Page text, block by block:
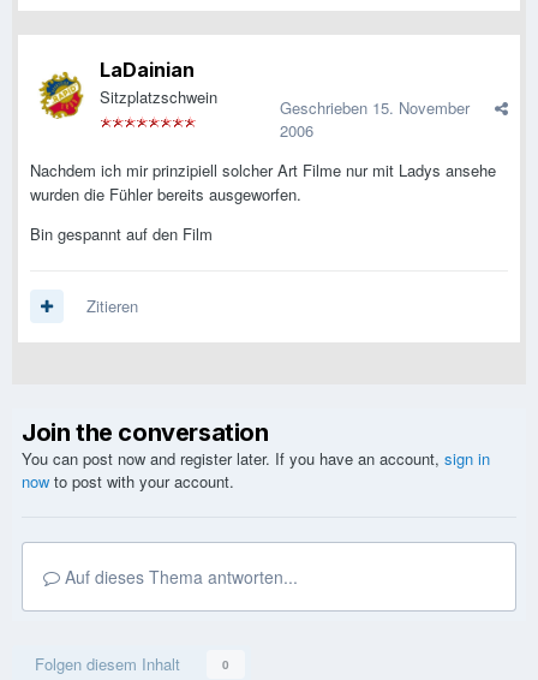
LaDainian
Sitzplatzschwein Geschrieben 15. November
2006
Nachdem ich mir prinzipiell solcher Art Filme nur mit Ladys ansehe
wurden die Fühler bereits ausgeworfen.
Bin gespannt auf den Film
Zitieren
Join the conversation
You can post now and register later. If you have an account, sign in
now to post with your account.
Auf dieses Thema antworten...
Folgen diesem Inhalt 0